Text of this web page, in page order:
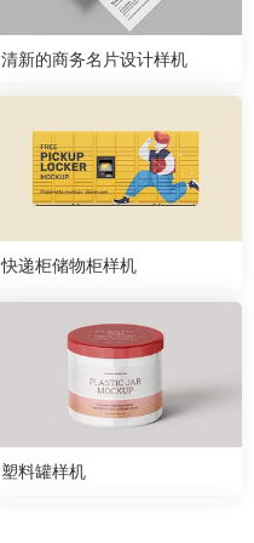
清新的商务名片设计样机
快递柜储物柜样机
塑料罐样机